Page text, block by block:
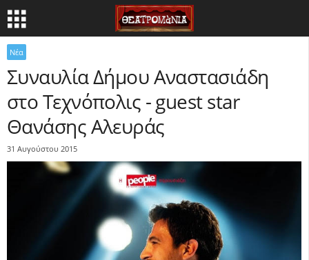
Νέα
Συναυλία Δήμου Αναστασιάδη
στο Τεχνόπολις - guest star
Θανάσης Αλευράς
31 Αυγούστου 2015